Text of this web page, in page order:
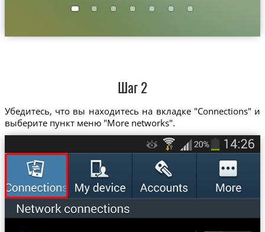
Шаг 2
Убедитесь, что вы находитесь на вкладке "Connections" и
выберите пункт меню "More networks".